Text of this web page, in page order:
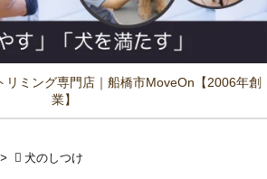
リミング専門店｜船橋市MoveOn【2006年創
業】
>  犬のしつけ